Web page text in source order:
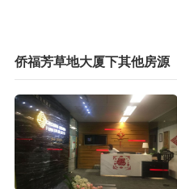
侨福芳草地大厦下其他房源